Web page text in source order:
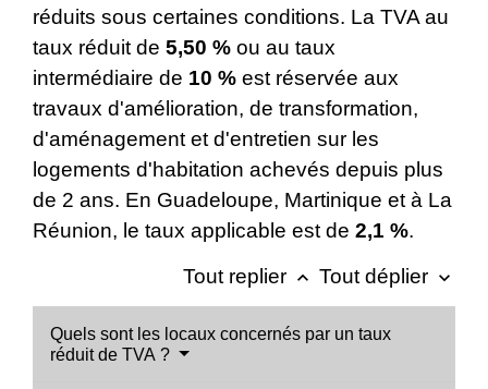
réduits sous certaines conditions. La TVA au
taux réduit de 5,50 % ou au taux
intermédiaire de 10 % est réservée aux
travaux d'amélioration, de transformation,
d'aménagement et d'entretien sur les
logements d'habitation achevés depuis plus
de 2 ans. En Guadeloupe, Martinique et à La
Réunion, le taux applicable est de 2,1 %.
Tout replier keyboard_arrow_up Tout déplier keyboard_arrow_down
Quels sont les locaux concernés par un taux
réduit de TVA ?